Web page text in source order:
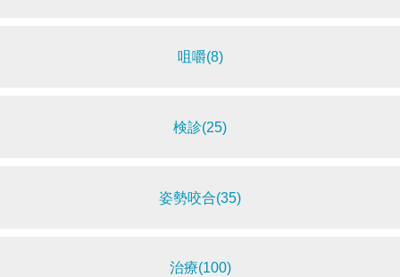
咀嚼(8)
検診(25)
姿勢咬合(35)
治療(100)